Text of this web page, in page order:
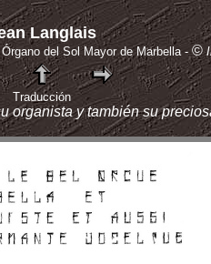
Langlais
del Sol Mayor de Marbella - ©
Traducción
organista y también su